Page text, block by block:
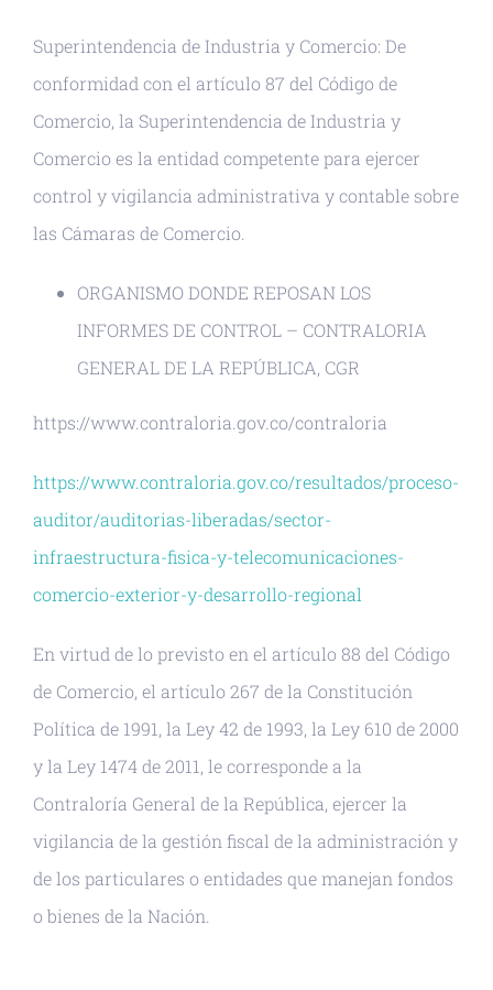
Superintendencia de Industria y Comercio: De
conformidad con el artículo 87 del Código de
Comercio, la Superintendencia de Industria y
Comercio es la entidad competente para ejercer
control y vigilancia administrativa y contable sobre
las Cámaras de Comercio.
ORGANISMO DONDE REPOSAN LOS
INFORMES DE CONTROL – CONTRALORIA
GENERAL DE LA REPÚBLICA, CGR
https://www.contraloria.gov.co/contraloria
https://www.contraloria.gov.co/resultados/proceso-
auditor/auditorias-liberadas/sector-
infraestructura-fisica-y-telecomunicaciones-
comercio-exterior-y-desarrollo-regional
En virtud de lo previsto en el artículo 88 del Código
de Comercio, el artículo 267 de la Constitución
Política de 1991, la Ley 42 de 1993, la Ley 610 de 2000
y la Ley 1474 de 2011, le corresponde a la
Contraloría General de la República, ejercer la
vigilancia de la gestión fiscal de la administración y
de los particulares o entidades que manejan fondos
o bienes de la Nación.